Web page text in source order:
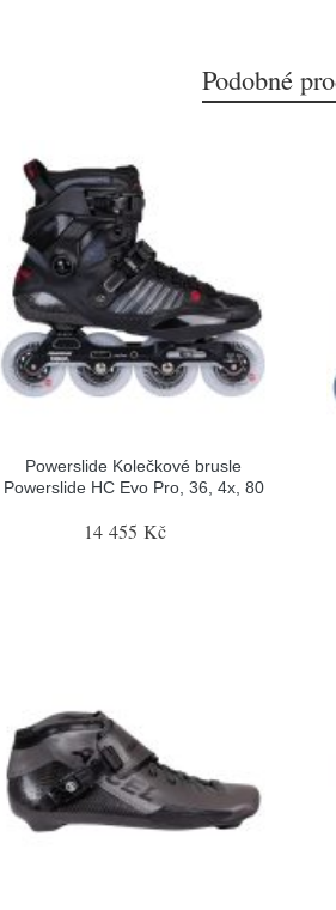
Podobné
Powerslide Kolečkové brusle
Powerslide HC Evo Pro, 36, 4x, 80
14 455 Kč